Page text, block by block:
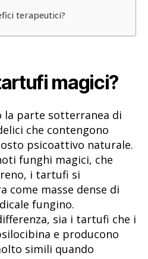
terapeutici?
magici?
la parte sotterranea di
che contengono
psicoattivo naturale.
funghi magici, che
i tartufi si
come masse dense di
fungino.
sia i tartufi che i
e producono
simili quando